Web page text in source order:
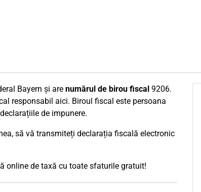
Bayern și are numărul de birou fiscal 9206.
responsabil aici. Biroul fiscal este persoana
de impunere.
să vă transmiteți declarația fiscală electronic
online de taxă cu toate sfaturile gratuit!